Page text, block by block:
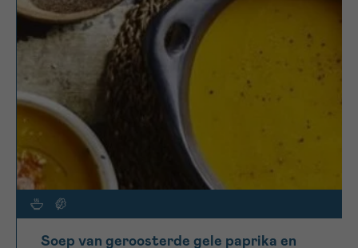
Soep van geroosterde gele paprika en